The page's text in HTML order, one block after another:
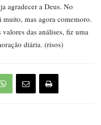
agradecer a Deus. No
mas agora comemoro.
das análises, fiz uma
diária. (risos)